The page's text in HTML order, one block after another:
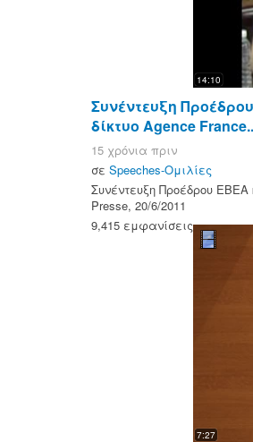
14:10
Συνέντευξη
δίκτυο Agence
15 χρόνια πριν
σε Speeches-Ομιλίες
Συνέντευξη Προέδρου ΕΒΕΑ
Presse, 20/6/2011
9,415 εμφανίσεις
7:27